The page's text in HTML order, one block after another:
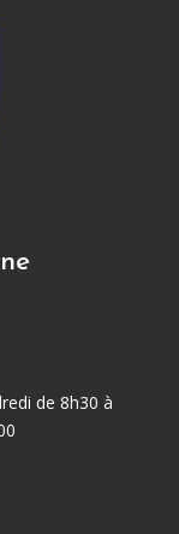
de 8h30 à